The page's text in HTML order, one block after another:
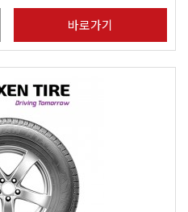
바로가기